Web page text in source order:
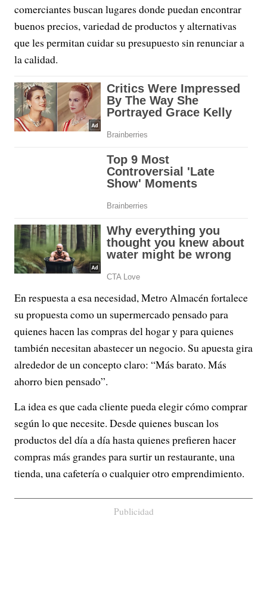
comerciantes buscan lugares donde puedan encontrar
buenos precios, variedad de productos y alternativas
que les permitan cuidar su presupuesto sin renunciar a
la calidad.
En respuesta a esa necesidad, Metro Almacén fortalece
su propuesta como un supermercado pensado para
quienes hacen las compras del hogar y para quienes
también necesitan abastecer un negocio. Su apuesta gira
alrededor de un concepto claro: “Más barato. Más
ahorro bien pensado”.
La idea es que cada cliente pueda elegir cómo comprar
según lo que necesite. Desde quienes buscan los
productos del día a día hasta quienes prefieren hacer
compras más grandes para surtir un restaurante, una
tienda, una cafetería o cualquier otro emprendimiento.
Publicidad